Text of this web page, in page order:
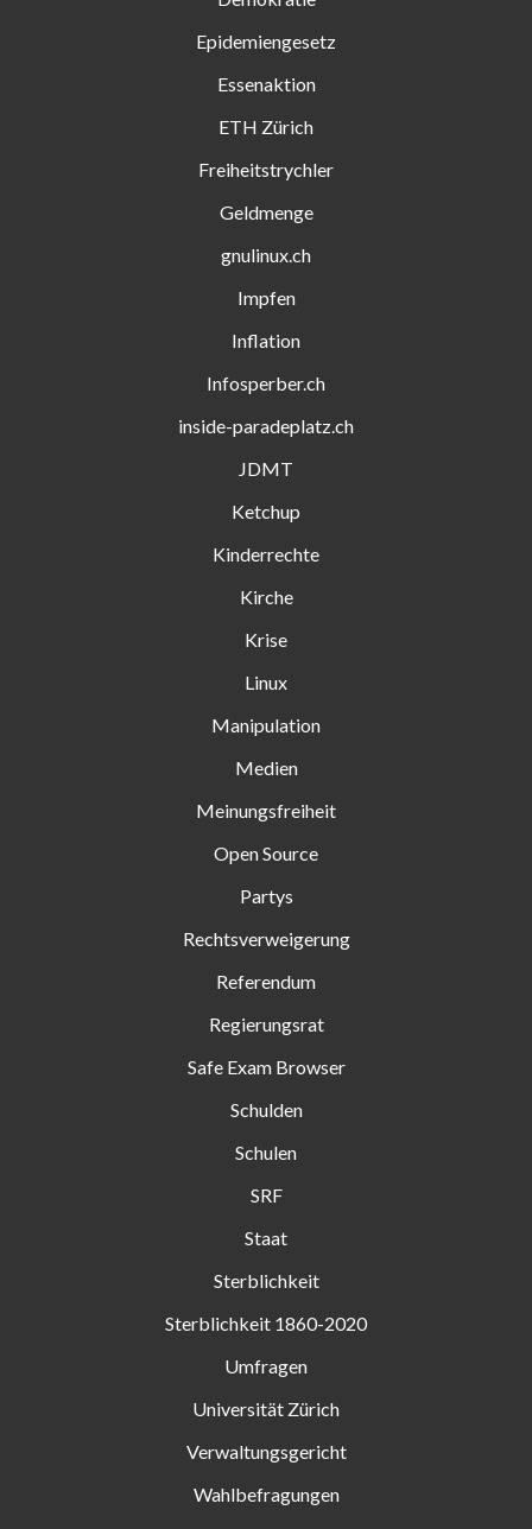
Epidemiengesetz
Essenaktion
ETH Zürich
Freiheitstrychler
Geldmenge
gnulinux.ch
Impfen
Inflation
Infosperber.ch
inside-paradeplatz.ch
JDMT
Ketchup
Kinderrechte
Kirche
Krise
Linux
Manipulation
Medien
Meinungsfreiheit
Open Source
Partys
Rechtsverweigerung
Referendum
Regierungsrat
Safe Exam Browser
Schulden
Schulen
SRF
Staat
Sterblichkeit
Sterblichkeit 1860-2020
Umfragen
Universität Zürich
Verwaltungsgericht
Wahlbefragungen